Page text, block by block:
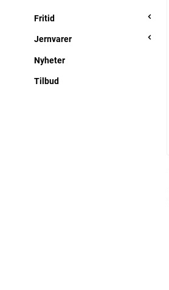
Fritid
Jernvarer
Nyheter
Tilbud